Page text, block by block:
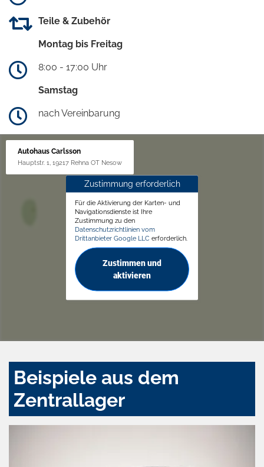
Teile & Zubehör
Montag bis Freitag
8:00 - 17:00 Uhr
Samstag
nach Vereinbarung
Autohaus Carlsson
Hauptstr. 1, 19217 Rehna OT Nesow
Zustimmung erforderlich
Für die Aktivierung der Karten- und
Navigationsdienste ist Ihre
Zustimmung zu den
Datenschutzrichtlinien vom
Drittanbieter Google LLC erforderlich.
Zustimmen und
aktivieren
Beispiele aus dem
Zentrallager